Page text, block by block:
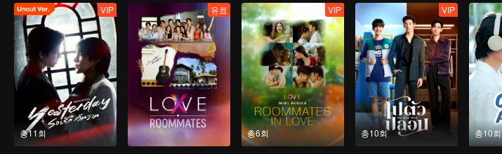
총11회
VIP 유료
총6회
VIP
총10회
VIP
총10회